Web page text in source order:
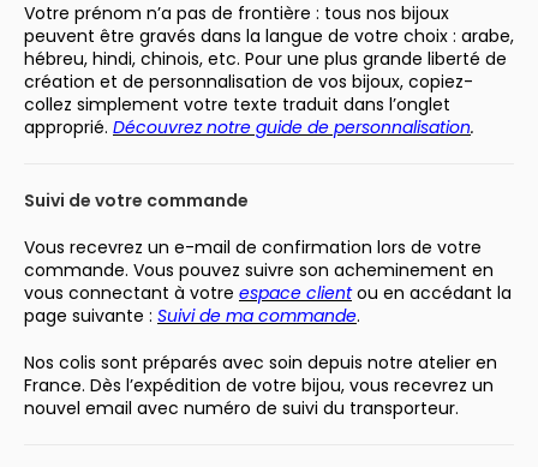
Votre prénom n’a pas de frontière : tous nos bijoux
peuvent être gravés dans la langue de votre choix : arabe,
hébreu, hindi, chinois, etc. Pour une plus grande liberté de
création et de personnalisation de vos bijoux, copiez-
collez simplement votre texte traduit dans l’onglet
approprié. Découvrez notre guide de personnalisation.
Suivi de votre commande
Vous recevrez un e-mail de confirmation lors de votre
commande. Vous pouvez suivre son acheminement en
vous connectant à votre espace clientou en accédant la
page suivante : Suivi de ma commande.
Nos colis sont préparés avec soin depuis notre atelier en
France. Dès l’expédition de votre bijou, vous recevrez un
nouvel email avec numéro de suivi du transporteur.